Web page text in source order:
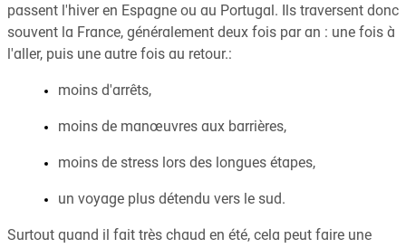
passent l'hiver en Espagne ou au Portugal. Ils traversent donc
souvent la France, généralement deux fois par an : une fois à
l'aller, puis une autre fois au retour.:
moins d'arrêts,
moins de manœuvres aux barrières,
moins de stress lors des longues étapes,
un voyage plus détendu vers le sud.
Surtout quand il fait très chaud en été, cela peut faire une